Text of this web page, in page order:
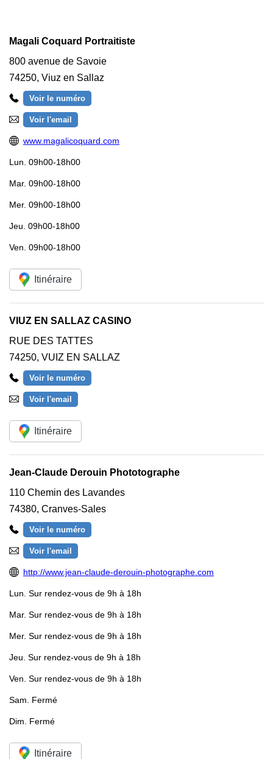
Magali Coquard Portraitiste
800 avenue de Savoie
74250, Viuz en Sallaz
Voir le numéro
Voir l'email
www.magalicoquard.com
Lun. 09h00-18h00
Mar. 09h00-18h00
Mer. 09h00-18h00
Jeu. 09h00-18h00
Ven. 09h00-18h00
Itinéraire
VIUZ EN SALLAZ CASINO
RUE DES TATTES
74250, VUIZ EN SALLAZ
Voir le numéro
Voir l'email
Itinéraire
Jean-Claude Derouin Phototographe
110 Chemin des Lavandes
74380, Cranves-Sales
Voir le numéro
Voir l'email
http://www.jean-claude-derouin-photographe.com
Lun. Sur rendez-vous de 9h à 18h
Mar. Sur rendez-vous de 9h à 18h
Mer. Sur rendez-vous de 9h à 18h
Jeu. Sur rendez-vous de 9h à 18h
Ven. Sur rendez-vous de 9h à 18h
Sam. Fermé
Dim. Fermé
Itinéraire